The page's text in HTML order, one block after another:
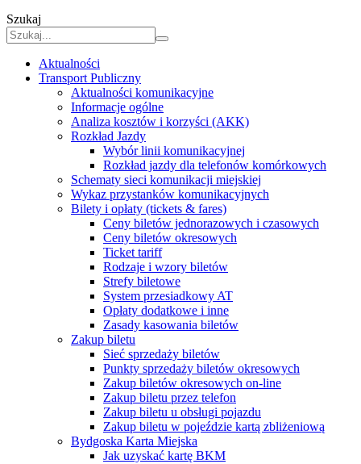
Szukaj
Aktualności
Transport Publiczny
Aktualności komunikacyjne
Informacje ogólne
Analiza kosztów i korzyści (AKK)
Rozkład Jazdy
Wybór linii komunikacyjnej
Rozkład jazdy dla telefonów komórkowych
Schematy sieci komunikacji miejskiej
Wykaz przystanków komunikacyjnych
Bilety i opłaty (tickets & fares)
Ceny biletów jednorazowych i czasowych
Ceny biletów okresowych
Ticket tariff
Rodzaje i wzory biletów
Strefy biletowe
System przesiadkowy AT
Opłaty dodatkowe i inne
Zasady kasowania biletów
Zakup biletu
Sieć sprzedaży biletów
Punkty sprzedaży biletów okresowych
Zakup biletów okresowych on-line
Zakup biletu przez telefon
Zakup biletu u obsługi pojazdu
Zakup biletu w pojeździe kartą zbliżeniową
Bydgoska Karta Miejska
Jak uzyskać kartę BKM